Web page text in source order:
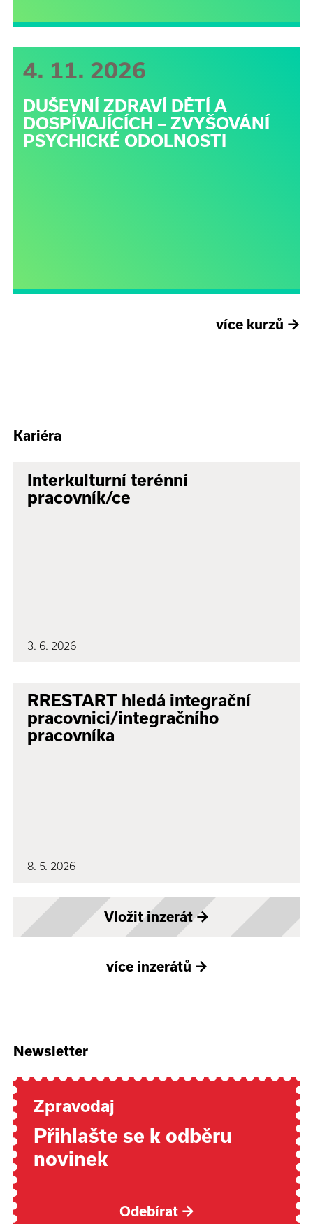
4. 11. 2026
DUŠEVNÍ ZDRAVÍ DĚTÍ A
DOSPÍVAJÍCÍCH – ZVYŠOVÁNÍ
PSYCHICKÉ ODOLNOSTI
více kurzů →
Kariéra
Interkulturní terénní
pracovník/ce
3. 6. 2026
RRESTART hledá integrační
pracovnici/integračního
pracovníka
8. 5. 2026
Vložit inzerát→
více inzerátů →
Newsletter
Zpravodaj
Přihlašte se k odběru
novinek
Odebírat →